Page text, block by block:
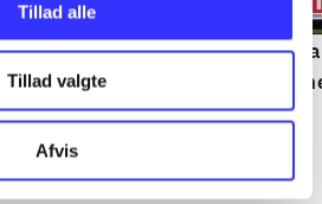
Tillad alle
Tillad valgte
Afvis
Metro 2033